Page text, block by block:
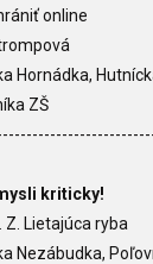
online
Hornádka,
ZŠ
kriticky!
Z. Lietajúca ryba
Nezábudka,